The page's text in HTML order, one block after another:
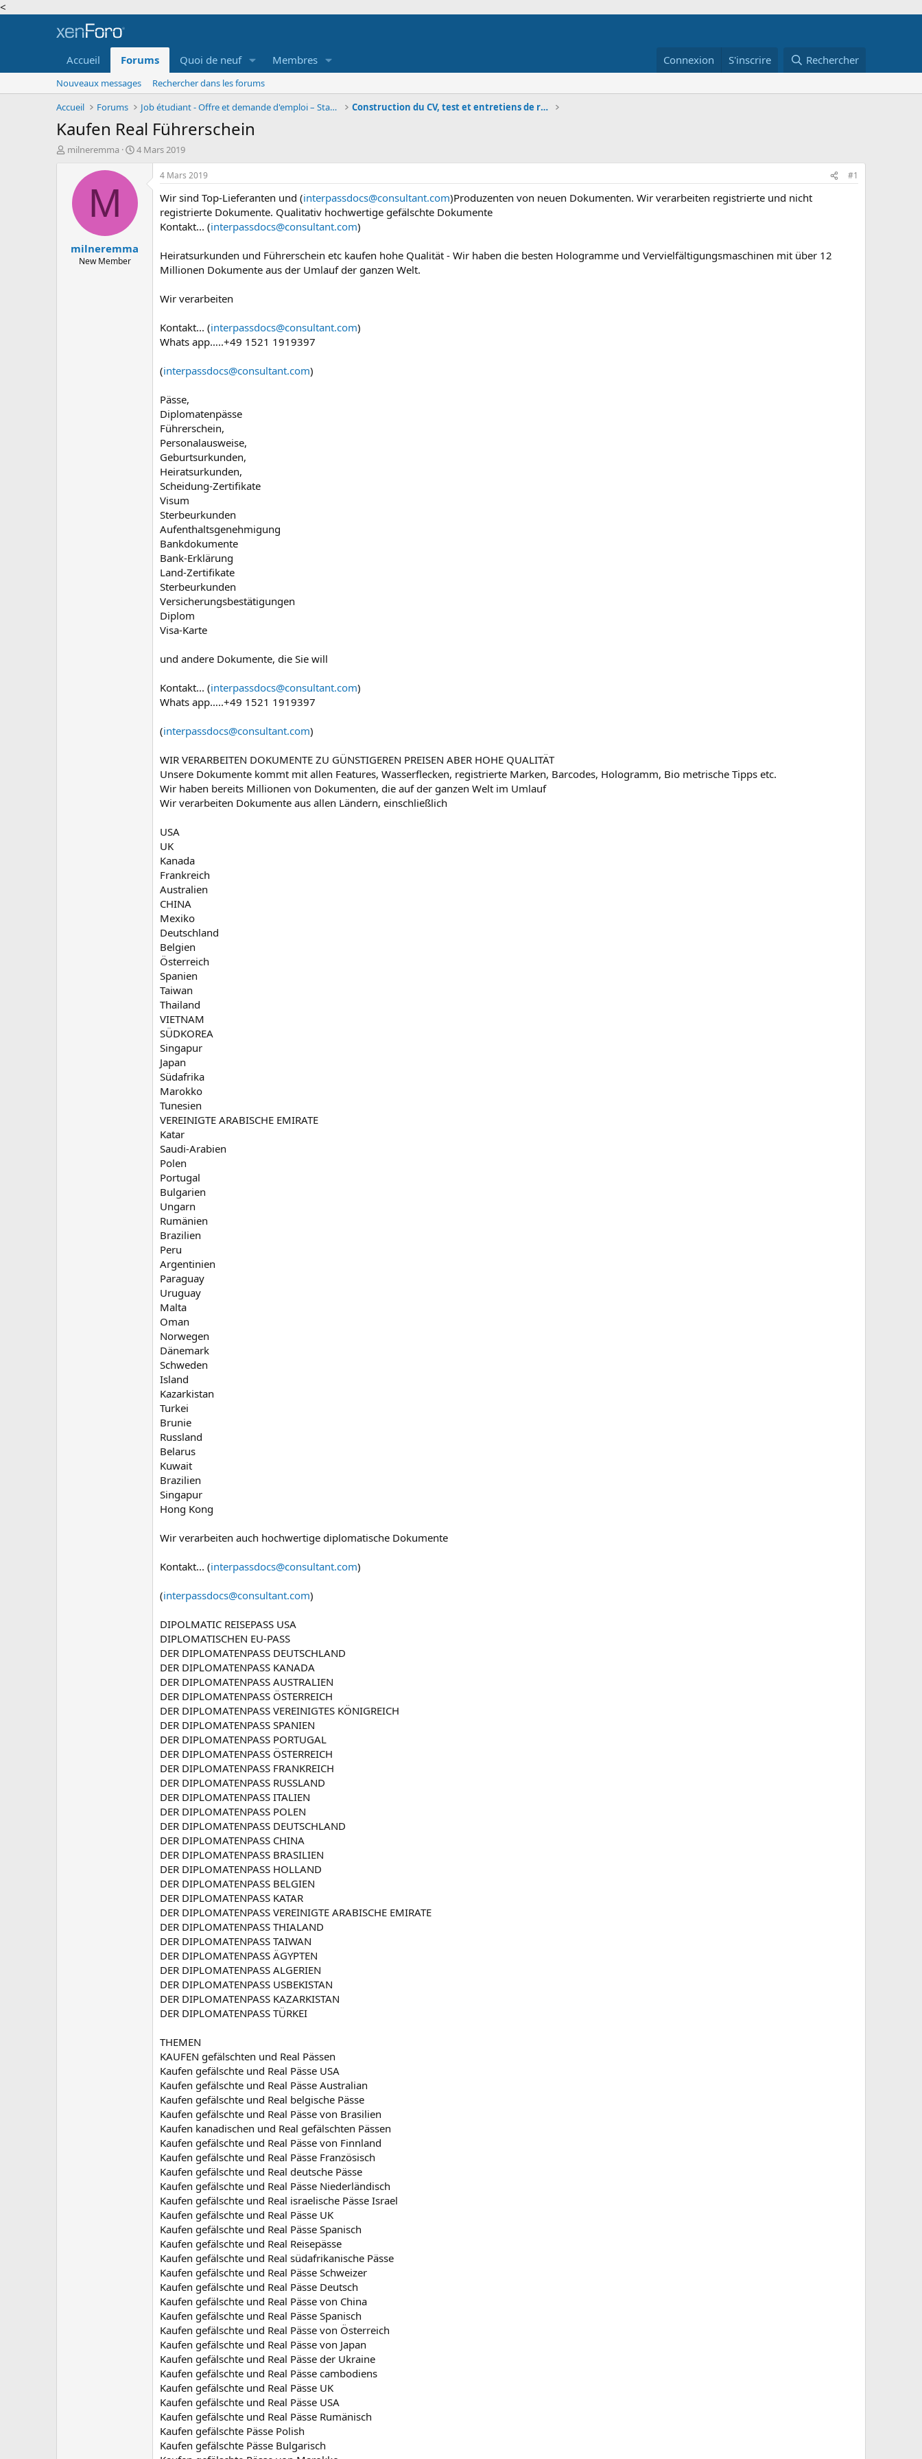
<
Accueil Forums Quoi de neuf Membres Connexion S'inscrire Rechercher
Nouveaux messages
Rechercher dans les forums
Accueil
Forums Job étudiant - Offre et demande d'emploi – Stage Construction du CV, test et entretiens de recrutem
Kaufen Real Führerschein
A
milneremma
D
d
e
b
4 Mars 2019
M
milneremma
New Member
4 Mars 2019 #1
Wir sind Top-Lieferanten und (interpassdocs@consultant.com)Produzenten von neuen Dokumenten. Wir verarbeiten registrierte und nicht
registrierte Dokumente. Qualitativ hochwertige gefälschte Dokumente
Kontakt... (interpassdocs@consultant.com)
Heiratsurkunden und Führerschein etc kaufen hohe Qualität - Wir haben die besten Hologramme und Vervielfältigungsmaschinen mit über 12
Millionen Dokumente aus der Umlauf der ganzen Welt.
Wir verarbeiten
Kontakt... (interpassdocs@consultant.com)
Whats app…..+49 1521 1919397
(interpassdocs@consultant.com)
Pässe,
Diplomatenpässe
Führerschein,
Personalausweise,
Geburtsurkunden,
Heiratsurkunden,
Scheidung-Zertifikate
Visum
Sterbeurkunden
Aufenthaltsgenehmigung
Bankdokumente
Bank-Erklärung
Land-Zertifikate
Sterbeurkunden
Versicherungsbestätigungen
Diplom
Visa-Karte
und andere Dokumente, die Sie will
Kontakt... (interpassdocs@consultant.com)
Whats app…..+49 1521 1919397
(interpassdocs@consultant.com)
WIR VERARBEITEN DOKUMENTE ZU GÜNSTIGEREN PREISEN ABER HOHE QUALITÄT
Unsere Dokumente kommt mit allen Features, Wasserflecken, registrierte Marken, Barcodes, Hologramm, Bio metrische Tipps etc.
Wir haben bereits Millionen von Dokumenten, die auf der ganzen Welt im Umlauf
Wir verarbeiten Dokumente aus allen Ländern, einschließlich
USA
UK
Kanada
Frankreich
Australien
CHINA
Mexiko
Deutschland
Belgien
Österreich
Spanien
Taiwan
Thailand
VIETNAM
SÜDKOREA
Singapur
Japan
Südafrika
Marokko
Tunesien
VEREINIGTE ARABISCHE EMIRATE
Katar
Saudi-Arabien
Polen
Portugal
Bulgarien
Ungarn
Rumänien
Brazilien
Peru
Argentinien
Paraguay
Uruguay
Malta
Oman
Norwegen
Dänemark
Schweden
Island
Kazarkistan
Turkei
Brunie
Russland
Belarus
Kuwait
Brazilien
Singapur
Hong Kong
Wir verarbeiten auch hochwertige diplomatische Dokumente
Kontakt... (interpassdocs@consultant.com)
(interpassdocs@consultant.com)
DIPOLMATIC REISEPASS USA
DIPLOMATISCHEN EU-PASS
DER DIPLOMATENPASS DEUTSCHLAND
DER DIPLOMATENPASS KANADA
DER DIPLOMATENPASS AUSTRALIEN
DER DIPLOMATENPASS ÖSTERREICH
DER DIPLOMATENPASS VEREINIGTES KÖNIGREICH
DER DIPLOMATENPASS SPANIEN
DER DIPLOMATENPASS PORTUGAL
DER DIPLOMATENPASS ÖSTERREICH
DER DIPLOMATENPASS FRANKREICH
DER DIPLOMATENPASS RUSSLAND
DER DIPLOMATENPASS ITALIEN
DER DIPLOMATENPASS POLEN
DER DIPLOMATENPASS DEUTSCHLAND
DER DIPLOMATENPASS CHINA
DER DIPLOMATENPASS BRASILIEN
DER DIPLOMATENPASS HOLLAND
DER DIPLOMATENPASS BELGIEN
DER DIPLOMATENPASS KATAR
DER DIPLOMATENPASS VEREINIGTE ARABISCHE EMIRATE
DER DIPLOMATENPASS THIALAND
DER DIPLOMATENPASS TAIWAN
DER DIPLOMATENPASS ÄGYPTEN
DER DIPLOMATENPASS ALGERIEN
DER DIPLOMATENPASS USBEKISTAN
DER DIPLOMATENPASS KAZARKISTAN
DER DIPLOMATENPASS TÜRKEI
THEMEN
KAUFEN gefälschten und Real Pässen
Kaufen gefälschte und Real Pässe USA
Kaufen gefälschte und Real Pässe Australian
Kaufen gefälschte und Real belgische Pässe
Kaufen gefälschte und Real Pässe von Brasilien
Kaufen kanadischen und Real gefälschten Pässen
Kaufen gefälschte und Real Pässe von Finnland
Kaufen gefälschte und Real Pässe Französisch
Kaufen gefälschte und Real deutsche Pässe
Kaufen gefälschte und Real Pässe Niederländisch
Kaufen gefälschte und Real israelische Pässe Israel
Kaufen gefälschte und Real Pässe UK
Kaufen gefälschte und Real Pässe Spanisch
Kaufen gefälschte und Real Reisepässe
Kaufen gefälschte und Real südafrikanische Pässe
Kaufen gefälschte und Real Pässe Schweizer
Kaufen gefälschte und Real Pässe Deutsch
Kaufen gefälschte und Real Pässe von China
Kaufen gefälschte und Real Pässe Spanisch
Kaufen gefälschte und Real Pässe von Österreich
Kaufen gefälschte und Real Pässe von Japan
Kaufen gefälschte und Real Pässe der Ukraine
Kaufen gefälschte und Real Pässe cambodiens
Kaufen gefälschte und Real Pässe UK
Kaufen gefälschte und Real Pässe USA
Kaufen gefälschte und Real Pässe Rumänisch
Kaufen gefälschte Pässe Polish
Kaufen gefälschte Pässe Bulgarisch